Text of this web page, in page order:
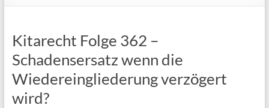
Kitarecht Folge 362 –
Schadensersatz wenn die
Wiedereingliederung verzögert
wird?